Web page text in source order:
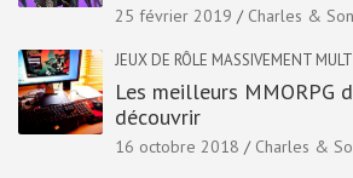
25 février 2019 Charles &
JEUX DE RÔLE MASSIVEMENT
Les meilleurs MMORPG
découvrir
16 octobre 2018 Charles &